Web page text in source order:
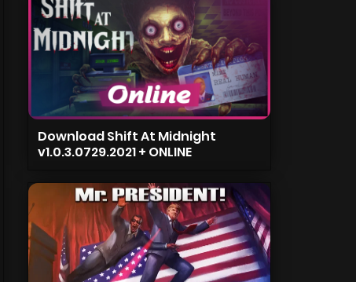
Download Shift At Midnight
v1.0.3.0729.2021 + ONLINE